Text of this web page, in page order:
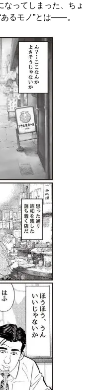
なってしまった、ちょ
るモノ”とは――。